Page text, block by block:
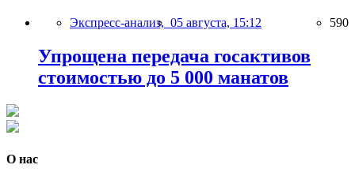
Экспресс-анализ, 05 августа, 15:12 590
Упрощена передача госактивов
стоимостью до 5 000 манатов
О нас